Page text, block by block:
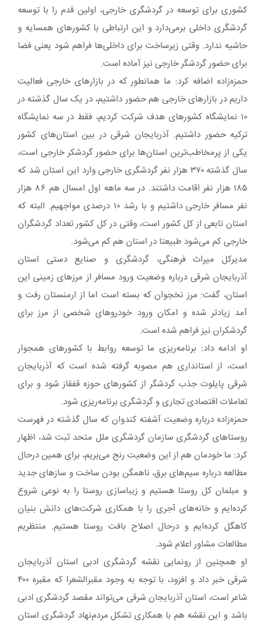
کشوری برای توسعه در گردشگری خارجی، اولین قدم را با توسعه
گردشگری داخلی برمی‌دارد و این ارتباطی با کشورهای همسایه و
حاشیه ندارد. وقتی زیرساخت برای داخلی‌ها فراهم شود یعنی فضا
برای حضور گردشگر خارجی نیز آماده است.
حمزه‌زاده اضافه کرد: ما همانطور که در بازارهای خارجی فعالیت
داریم در بازارهای خارجی هم حضور داشتیم، در یک سال گذشته در
۱۰ نمایشگاه کشورهای هدف شرکت کردیم، فقط در سه نمایشگاه
ترکیه حضور داشتیم. آذربایجان شرقی در بین استان‌های کشور
یکی از پرمخاطب‌ترین استان‌ها برای حضور گردشکر خارجی است،
سال گذشته ۳۷۰ هزار نفر گردشگری خارجی وارد این استان شد که
۱۸۵ هزار نفر اقامت داشتند. در سه ماهه اول امسال هم ۸۶ هزار
نفر مسافر خارجی داشتیم و با رشد ۱۰ درصدی مواجهیم. البته که
استان تابعی از کل کشور است، وقتی در کل کشور تعداد گردشگران
خارجی کم می‌شود طبیعتا در استان هم کم می‌شود.
مدیرکل میراث‌ فرهنگی، گردشگری و صنایع دستی استان
آذربایجان شرقی درباره وضعیت ورود مسافر از مرزهای زمینی این
استان، گفت: مرز نخجوان که بسته است اما از ارمنستان رفت و
آمد زیادتر شده و امکان ورود خودروهای شخصی از مرز برای
گردشکران نیز فراهم شده است.
او ادامه داد: برنامه‌ریزی ما توسعه روابط با کشورهای همجوار
است، از استانداری هم مصوبه گرفته شده است که آذربایجان
شرقی پایلوت جذب گردشگر از کشورهای حوزه قفقاز شود و برای
تعاملات اقتصادی تجاری و گردشگری برنامه‌ریزی شود.
حمزه‌زاده درباره وضعیت آشفته کندوان که سال گذشته در فهرست
روستاهای گردشگری سازمان گردشگری ملل متحد ثبت شد، اظهار
کرد: ما خودمان هم از این وضعیت رنج می‌بریم، برای همین درحال
مطالعه درباره سیم‌های برق، ناهمگن بودن ساخت و سازهای جدید
و مبلمان کل روستا هستیم و زیباسازی روستا را به نوعی شروع
کرده‌ایم و خانه‌های آجری را با همکاری شرکت‌های دانش بنیان
کاهگل کرده‌ایم و درحال اصلاح بافت روستا هستیم. منتظریم
مطالعات مشاور اعلام شود.
او همچنین از رونمایی نقشه گردشگری ادبی استان آذربایجان
شرقی خبر داد و افزود، با توجه به وجود مقبرالشعرا که مقبره ۴۰۰
شاعر است، استان آذربایجان شرقی می‌تواند مقصد گردشگری ادبی
باشد و این نقشه هم با همکاری تشکل مردم‌نهاد گردشگری استان